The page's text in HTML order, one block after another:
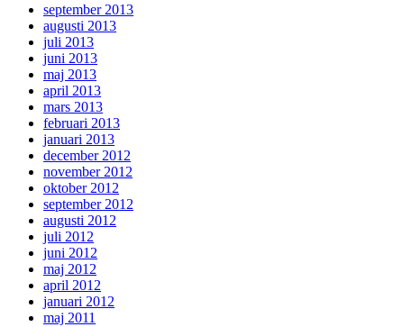
september 2013
augusti 2013
juli 2013
juni 2013
maj 2013
april 2013
mars 2013
februari 2013
januari 2013
december 2012
november 2012
oktober 2012
september 2012
augusti 2012
juli 2012
juni 2012
maj 2012
april 2012
januari 2012
maj 2011